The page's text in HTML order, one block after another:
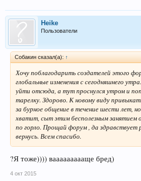
Heike
Пользователи
Собакин сказал(а): ↑
Хочу поблагодарить создателей этого
глобальные изменения с сегодняшнего
уйти отсюда, а тут проснулся утром и
тарелку. Здорово. К новому виду
за бурное общение в течение шести лет,
хватит, сыт этим бесполезным занятием
по горло. Прощай форум , да здравствует
вернусь. Всем спасибо.
?Я тоже)))) ваааааааааще бред)
4 окт 2015